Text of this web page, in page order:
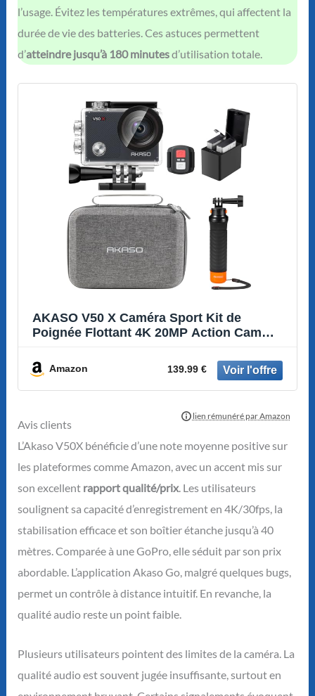
l’usage. Évitez les températures extrêmes, qui affectent la
durée de vie des batteries. Ces astuces permettent
d’atteindre jusqu’à 180 minutesd’utilisation totale.
AKASO V50 X Caméra Sport Kit de
Poignée Flottant 4K 20MP Action Cam
Amazon 139.99 €
Avis clients
L’Akaso V50X bénéficie d’une note moyenne positive sur
les plateformes comme Amazon, avec un accent mis sur
son excellent rapport qualité/prix. Les utilisateurs
soulignent sa capacité d’enregistrement en 4K/30fps, la
stabilisation efficace et son boîtier étanche jusqu’à 40
mètres. Comparée à une GoPro, elle séduit par son prix
abordable. L’application Akaso Go, malgré quelques bugs,
permet un contrôle à distance intuitif. En revanche, la
qualité audio reste un point faible.
Plusieurs utilisateurs pointent des limites de la caméra. La
qualité audio est souvent jugée insuffisante, surtout en